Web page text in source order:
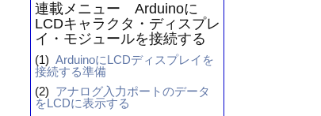
連載メニュー Arduinoに
LCDキャラクタ・ディスプレ
イ・モジュールを接続する
(1) ArduinoにLCDディスプレイを
接続する準備
(2) アナログ入力ポートのデータ
をLCDに表示する